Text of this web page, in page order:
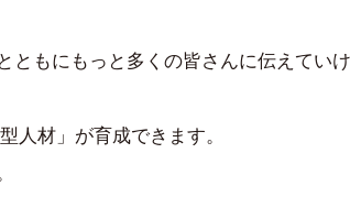
ともにもっと多くの皆さんに伝えてい
人材」が育成できます。